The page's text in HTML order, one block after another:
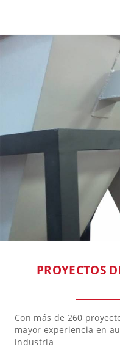
PROYECTOS
Con más de 260
mayor experiencia en
industria